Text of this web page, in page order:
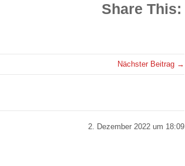
Share This:
Nächster Beitrag →
2. Dezember 2022 um 18:09